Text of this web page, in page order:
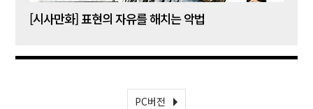
[시사만화] 표현의 자유를 해치는 악법
PC버전